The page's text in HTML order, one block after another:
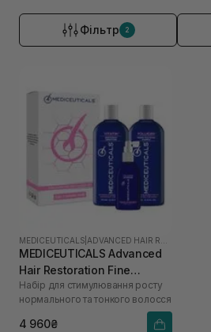
Фільтр 2
MEDICEUTICALS
MEDICEUTICALS Advanced
Hair Restoration Fine
Thinning Hair
Набір для стимулювання росту
нормального та тонкого волосся
4 960₴